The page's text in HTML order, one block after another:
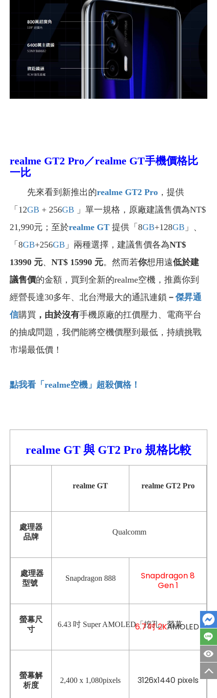
realme GT2 Pro／realme GT手機價格比
一比
先來看到新推出的realme GT2 Pro ， 提供
「12GB + 256GB 」單一規格，原廠建議售價為NT$
21,990元 ；至於realme GT 提供 「8GB+128GB 」、
「8GB+256GB 」兩種選擇，建議售價各為NT$
13990 元、 NT$ 15990 元。然而若你想用遠低於建
議售價的金額，買到全新的realme空機，推薦你到
經營長達30多年、北台灣最大的通訊連鎖 － 傑昇通
信購買 ，由於沒有手機原廠的扛價壓力、電商平台
的抽成問題，我們能將空機價壓到最低，持續挑戰
市場最低價！
點我看「realme空機」超殺價格！
realme GT 與 GT2 Pro 規格比較
realme GT realme GT2 Pro
處理器
品牌
Qualcomm
處理器
型號
Snapdragon 888
Snapdragon 8
Gen 1
螢幕尺
寸
6.43 吋 Super AMOLED「挖孔」螢幕
6.7 吋 2KAMOLED 「
螢幕解
析度
2,400 x 1,080pixels 3126x1440 pixels